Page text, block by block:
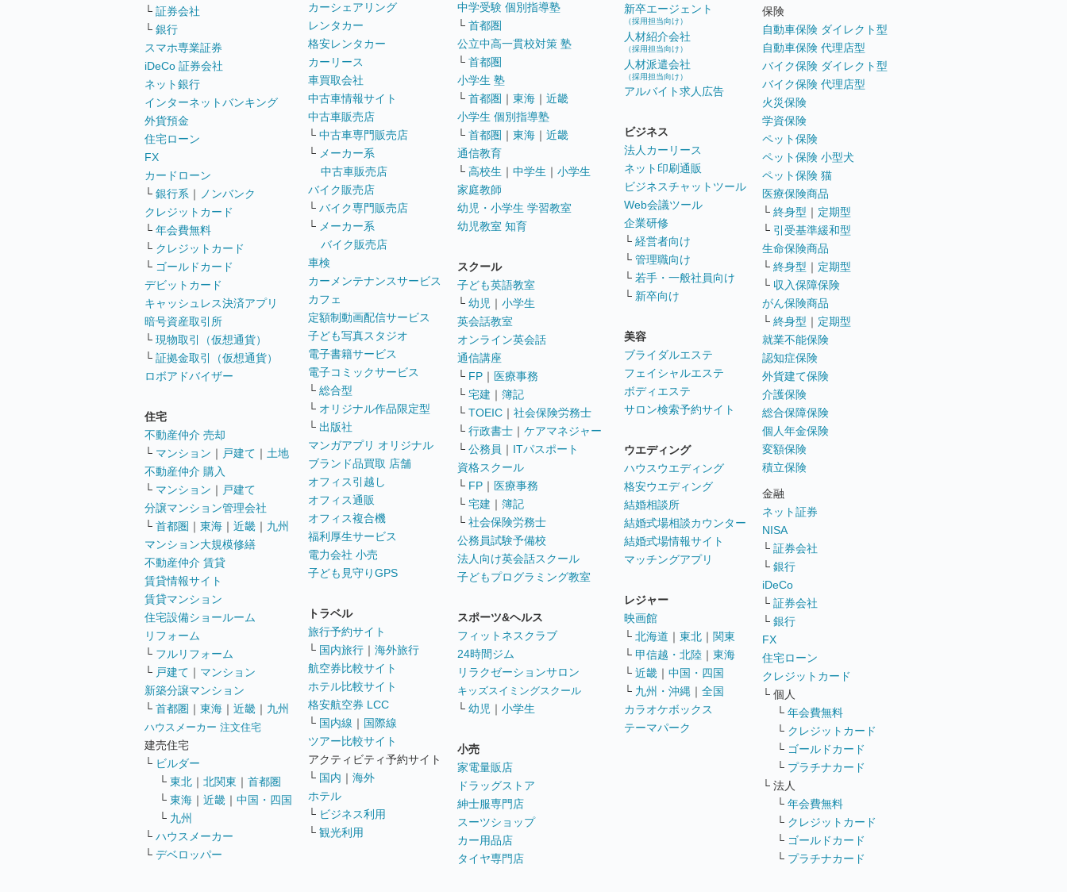
└ 証券会社
└ 銀行
スマホ専業証券
iDeCo 証券会社
ネット銀行
インターネットバンキング
外貨預金
住宅ローン
FX
カードローン
└ 銀行系 ｜
ノンバンク
クレジットカード
└ 年会費無料
└ クレジットカード
└ ゴールドカード
デビットカード
キャッシュレス決済アプリ
暗号資産取引所
└ 現物取引（仮想通貨）
└ 証拠金取引（仮想通貨）
ロボアドバイザー
住宅
不動産仲介 売却
└ マンション ｜ 戸建て ｜ 土地
不動産仲介 購入
└ マンション ｜ 戸建て
分譲マンション管理会社
└ 首都圏 ｜ 東海 ｜ 近畿 ｜ 九州
マンション大規模修繕
不動産仲介 賃貸
賃貸情報サイト
賃貸マンション
住宅設備ショールーム
リフォーム
└ フルリフォーム
└ 戸建て ｜ マンション
新築分譲マンション
└ 首都圏 ｜ 東海 ｜ 近畿 ｜ 九州
ハウスメーカー 注文住宅
建売住宅
└ ビルダー
└ 東北 ｜ 北関東 ｜ 首都圏
└ 東海 ｜ 近畿 ｜ 中国・四国
└ 九州
└ ハウスメーカー
└ デベロッパー
カーシェアリング
レンタカー
格安レンタカー
カーリース
車買取会社
中古車情報サイト
中古車販売店
└ 中古車専門販売店
└ メーカー系
中古車販売店
バイク販売店
└ バイク専門販売店
└ メーカー系
バイク販売店
車検
カーメンテナンスサービス
カフェ
定額制動画配信サービス
子ども写真スタジオ
電子書籍サービス
電子コミックサービス
└ 総合型
└ オリジナル作品限定型
└ 出版社
マンガアプリ オリジナル
ブランド品買取 店舗
オフィス引越し
オフィス通販
オフィス複合機
福利厚生サービス
電力会社 小売
子ども見守りGPS
トラベル
旅行予約サイト
└ 国内旅行 ｜ 海外旅行
航空券比較サイト
ホテル比較サイト
格安航空券 LCC
└ 国内線 ｜ 国際線
ツアー比較サイト
アクティビティ予約サイト
└ 国内 ｜ 海外
ホテル
└ ビジネス利用
└ 観光利用
中学受験 個別指導塾
└ 首都圏
公立中高一貫校対策 塾
└ 首都圏
小学生 塾
└ 首都圏 ｜ 東海 ｜ 近畿
小学生 個別指導塾
└ 首都圏 ｜ 東海 ｜ 近畿
通信教育
└ 高校生 ｜ 中学生 ｜ 小学生
家庭教師
幼児・小学生 学習教室
幼児教室 知育
スクール
子ども英語教室
└ 幼児 ｜ 小学生
英会話教室
オンライン英会話
通信講座
└ FP ｜ 医療事務
└ 宅建 ｜ 簿記
└ TOEIC ｜ 社会保険労務士
└ 行政書士 ｜ ケアマネジャー
└ 公務員 ｜ ITパスポート
資格スクール
└ FP ｜ 医療事務
└ 宅建 ｜ 簿記
└ 社会保険労務士
公務員試験予備校
法人向け英会話スクール
子どもプログラミング教室
スポーツ&ヘルス
フィットネスクラブ
24時間ジム
リラクゼーションサロン
キッズスイミングスクール
└ 幼児 ｜ 小学生
小売
家電量販店
ドラッグストア
紳士服専門店
スーツショップ
カー用品店
タイヤ専門店
新卒エージェント
（採用担当向け）
人材紹介会社
（採用担当向け）
人材派遣会社
（採用担当向け）
アルバイト求人広告
ビジネス
法人カーリース
ネット印刷通販
ビジネスチャットツール
Web会議ツール
企業研修
└ 経営者向け
└ 管理職向け
└ 若手・一般社員向け
└ 新卒向け
美容
ブライダルエステ
フェイシャルエステ
ボディエステ
サロン検索予約サイト
ウエディング
ハウスウエディング
格安ウエディング
結婚相談所
結婚式場相談カウンター
結婚式場情報サイト
マッチングアプリ
レジャー
映画館
└ 北海道 ｜ 東北 ｜ 関東
└ 甲信越・北陸 ｜ 東海
└ 近畿 ｜ 中国・四国
└ 九州・沖縄 ｜ 全国
カラオケボックス
テーマパーク
保険
自動車保険 ダイレクト型
自動車保険 代理店型
バイク保険 ダイレクト型
バイク保険 代理店型
火災保険
学資保険
ペット保険
ペット保険 小型犬
ペット保険 猫
医療保険商品
└ 終身型 ｜ 定期型
└ 引受基準緩和型
生命保険商品
└ 終身型 ｜ 定期型
└ 収入保障保険
がん保険商品
└ 終身型 ｜ 定期型
就業不能保険
認知症保険
外貨建て保険
介護保険
総合保障保険
個人年金保険
変額保険
積立保険
金融
ネット証券
NISA
└ 証券会社
└ 銀行
iDeCo
└ 証券会社
└ 銀行
FX
住宅ローン
クレジットカード
└ 個人
└ 年会費無料
└ クレジットカード
└ ゴールドカード
└ プラチナカード
└ 法人
└ 年会費無料
└ クレジットカード
└ ゴールドカード
└ プラチナカード